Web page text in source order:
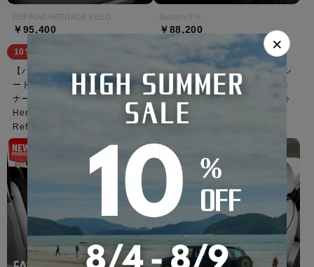
REFINAD HERITAGE FIELD
￥95,400
10％OFF
【ハイサマsale】オデッセイ シ
ートカバー 全席セット レフィ
ナード ヘリテージフィールド
Heritage Field Series
Refinad
Sandiiカチナ
￥88,200
【ハイサマsale】オデッセイ シ
ートカバー Native Americans
テイスト×PUレザー 全席セット
[Sandii サンディ] カチナ
×